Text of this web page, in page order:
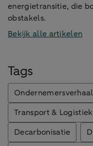
energietransitie, die
obstakels.
Bekijk alle artikelen
Tags
Ondernemersverhaal
Transport & Logistiek
Decarbonisatie